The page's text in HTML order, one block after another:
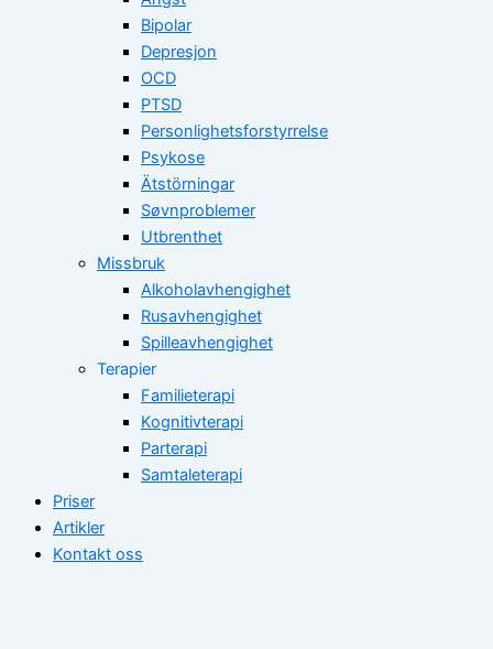
Bipolar
Depresjon
OCD
PTSD
Personlighetsforstyrrelse
Psykose
Ätstörningar
Søvnproblemer
Utbrenthet
Missbruk
Alkoholavhengighet
Rusavhengighet
Spilleavhengighet
Terapier
Familieterapi
Kognitivterapi
Parterapi
Samtaleterapi
Priser
Artikler
Kontakt oss